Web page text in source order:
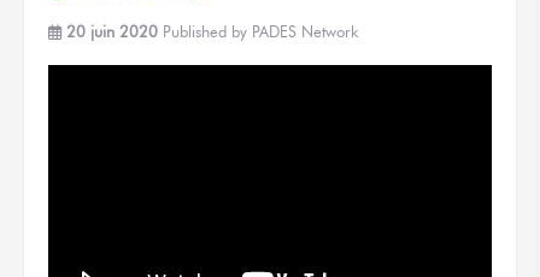
20 juin 2020 Published by PADES Network